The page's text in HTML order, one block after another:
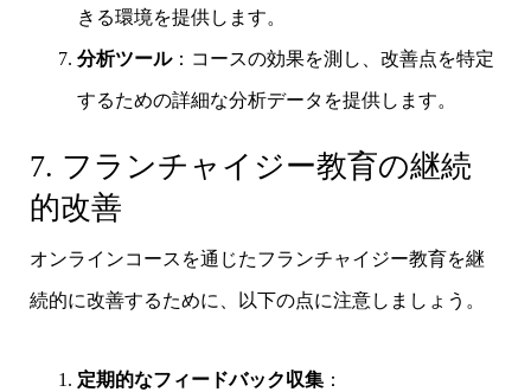
きる環境を提供します。
分析ツール：コースの効果を測し、改善点を特定
するための詳細な分析データを提供します。
7. フランチャイジー教育の継続
的改善
オンラインコースを通じたフランチャイジー教育を継
続的に改善するために、以下の点に注意しましょう。
定期的なフィードバック収集：